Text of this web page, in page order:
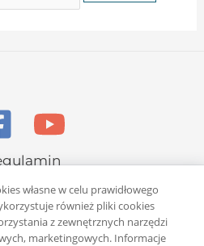
prywatności
własne w celu prawidłowego
również pliki cookies
z zewnętrznych narzędzi
marketingowych. Informacje